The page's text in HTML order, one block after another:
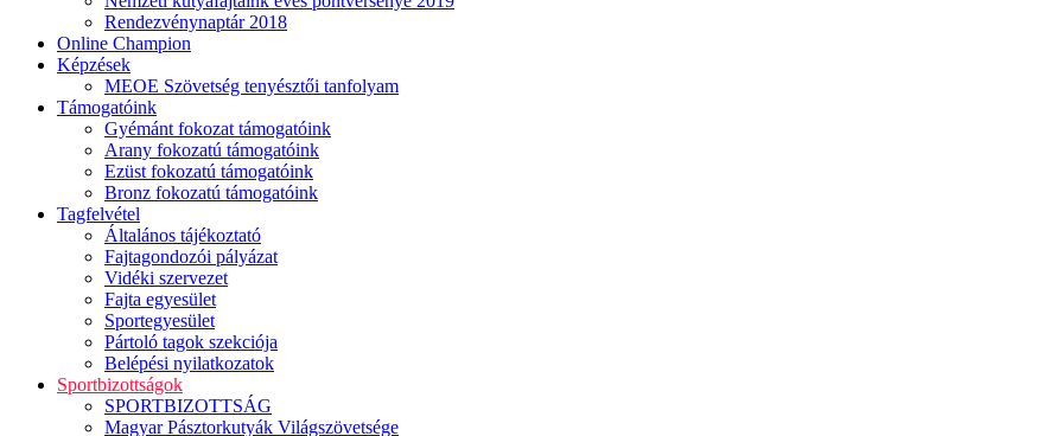
Rendezvénynaptár 2018
Online Champion
Képzések
MEOE Szövetség tenyésztői tanfolyam
Támogatóink
Gyémánt fokozat támogatóink
Arany fokozatú támogatóink
Ezüst fokozatú támogatóink
Bronz fokozatú támogatóink
Tagfelvétel
Általános tájékoztató
Fajtagondozói pályázat
Vidéki szervezet
Fajta egyesület
Sportegyesület
Pártoló tagok szekciója
Belépési nyilatkozatok
Sportbizottságok
SPORTBIZOTTSÁG
Magyar Pásztorkutyák Világszövetsége